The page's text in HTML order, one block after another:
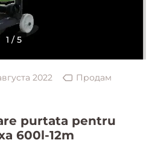
purtata pentru
600l-12m
2022
Продам
1 / 5